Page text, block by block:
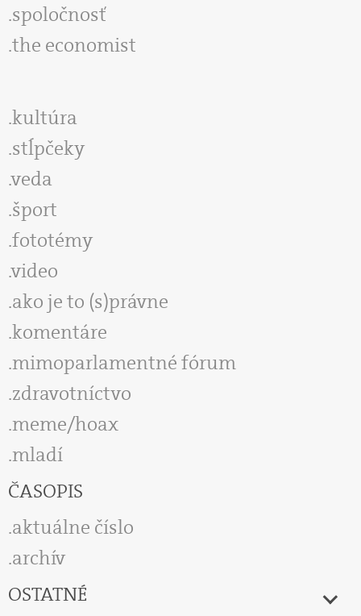
spoločnosť
the economist
kultúra
stĺpčeky
veda
šport
fototémy
video
ako je to (s)právne
komentáre
mimoparlamentné fórum
zdravotníctvo
meme/hoax
mladí
ČASOPIS
aktuálne číslo
archív
OSTATNÉ